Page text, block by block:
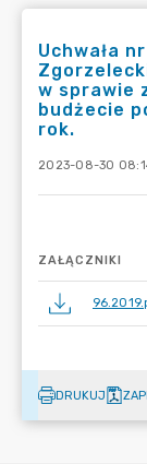
Uchwała
w sprawie
budżecie
rok.
2023-08-30
ZAŁĄCZNIKI
DRUKUJ